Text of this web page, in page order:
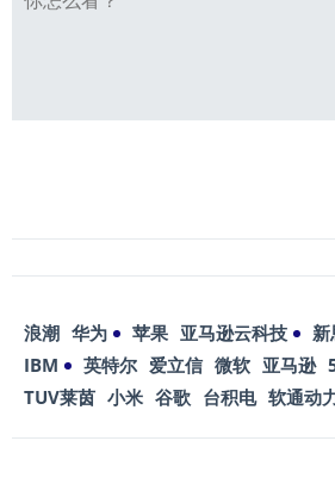
浪潮 华为 苹果 亚马逊云科技 新
IBM
英特尔 爱立信 微软 亚马逊
TUV莱茵 小米 谷歌 台积电 软通动